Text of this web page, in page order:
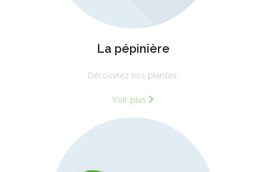
La pépinière
Découvrez nos plantes.
Voir plus